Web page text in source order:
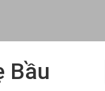
Bầu